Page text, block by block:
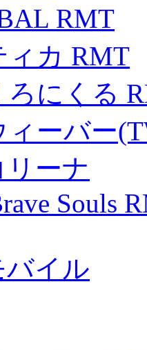
RMT
ィカ RMT
にくる
ーバー
ーナ
Souls
イル